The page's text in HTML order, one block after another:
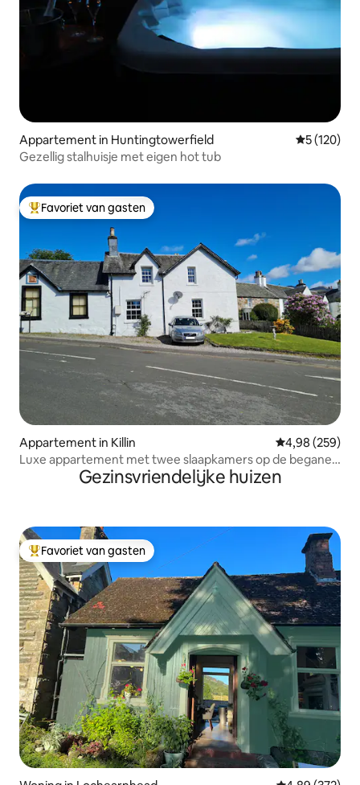
Appartement in Huntingtowerfield
5 (120)
Gezellig stalhuisje met eigen hot tub
Topfavoriet van gasten
Favoriet van gasten
Appartement in Killin Gemiddelde
4,98 (259)
Luxe appartement met twee slaapkamers op de begane
grond in KillinGezinsvriendelijke huizen
Topfavoriet van gasten
Favoriet van gasten